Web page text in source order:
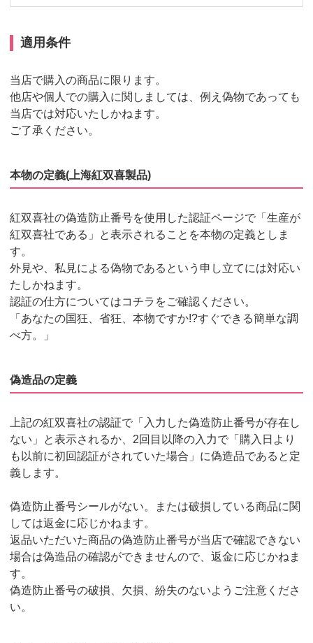
1.2
本物の定義(上海紅双喜製品)
1.3
偽造品の定義
1.5 返送について
2.1 紅双喜社製ラバーについての注意事項
適用条件
当店で購入の商品に限ります。
他店や個人での購入に関しましては、例え偽物であっても
当店では対応いたしかねます。
ご了承ください。
本物の定義(上海紅双喜製品)
紅双喜社の偽造防止番号を使用した認証ページで「生産が
紅双喜社である」と表示されることを本物の定義としま
す。
外見や、私見による偽物であるという申し立てには対応い
たしかねます。
認証の仕方についてはコチラをご確認ください。
「あなたの国狂、省狂、本物ですか!?すぐできる簡単な調
べ方。」
偽造品の定義
上記の紅双喜社の認証で「入力した偽造防止番号が存在し
ない」と表示されるか、2回目以降の入力で「購入日より
も以前に初回認証がされていた場合」に偽造品であると定
義します。
偽造防止番号シールがない。または破損している商品に関
しては返金に応じかねます。
返品いただいた商品の偽造防止番号が当店で確認できない
場合は偽造品の確認ができませんので、返金に応じかねま
す。
偽造防止番号の破損、欠損、紛失のないようご注意くださ
い。